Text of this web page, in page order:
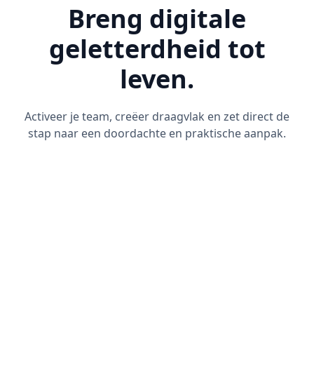
Breng digitale
geletterdheid tot
leven.
Activeer je team, creëer draagvlak en zet direct de
stap naar een doordachte en praktische aanpak.